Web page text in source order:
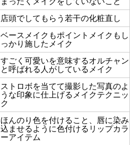
店頭でしてもらう若干の化粧直し
ベースメイクもポイントメイクもし
っかり施したメイク
すごく可愛いを意味するオルチャン
と呼ばれる人がしているメイク
ストロボを当てて撮影した写真のよ
うな印象に仕上げるメイクテクニッ
ク
ほんのり色を付けること、唇に染み
込ませるように色付けるリップカラ
ーアイテム